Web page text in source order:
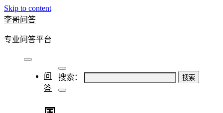
Skip to content
李哥问答
专业问答平台
搜索：
问
答